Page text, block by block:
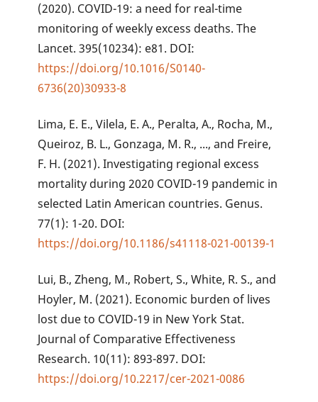
(2020). COVID-19: a need for real-time
monitoring of weekly excess deaths. The
Lancet. 395(10234): e81. DOI:
https://doi.org/10.1016/S0140-
6736(20)30933-8
Lima, E. E., Vilela, E. A., Peralta, A., Rocha, M.,
Queiroz, B. L., Gonzaga, M. R., ..., and Freire,
F. H. (2021). Investigating regional excess
mortality during 2020 COVID-19 pandemic in
selected Latin American countries. Genus.
77(1): 1-20. DOI:
https://doi.org/10.1186/s41118-021-00139-1
Lui, B., Zheng, M., Robert, S., White, R. S., and
Hoyler, M. (2021). Economic burden of lives
lost due to COVID-19 in New York Stat.
Journal of Comparative Effectiveness
Research. 10(11): 893-897. DOI:
https://doi.org/10.2217/cer-2021-0086